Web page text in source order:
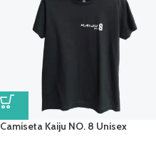
Camiseta Kaiju NO. 8 Unisex